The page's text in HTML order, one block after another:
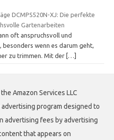
DCMPS520N-XJ: Die perfekte
Gartenarbeiten
oft anspruchsvoll und
besonders wenn es darum geht,
zu trimmen. Mit der […]
Amazon Services LLC
program designed to
advertising fees by advertising
that appears on